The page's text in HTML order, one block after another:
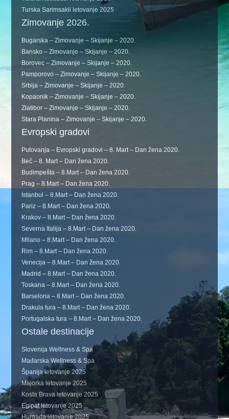
Turska Sarimsakli letovanje 2025
Zimovanje 2026.
Bugarska – Zimovanje – Skijanje – 2020.
Bansko – Zimovanje – Skijanje – 2020.
Borovec – Zimovanje – Skijanje – 2020.
Pamporovo – Zimovanje – Skijanje – 2020.
Srbija – Zimovanje – Skijanje – 2020.
Kopaonik – Zimovanje – Skijanje – 2020.
Zlatibor – Zimovanje – Skijanje – 2020.
Stara Planina – Zimovanje – Skijanje – 2020.
Evropski gradovi
Putovanja – Evropski gradovi – 8. Mart – Dan žena 2020.
Beč – 8. Mart – Dan žena 2020.
Budimpešta – 8.Mart – Dan žena 2020.
Prag – 8.Mart – Dan žena 2020.
Istanbul – 8.Mart – Dan žena 2020.
Pariz – 8.Mart – Dan žena 2020.
Krakov – 8.Mart – Dan žena 2020.
Severna Italija – 8.Mart – Dan žena 2020.
Milano – 8.Mart – Dan žena 2020.
Rim – 8.Mart – Dan žena 2020.
Venecija – 8.Mart – Dan žena 2020.
Madrid – 8.Mart – Dan žena 2020.
Toskana – 8.Mart – Dan žena 2020.
Barselona – 8.Mart – Dan žena 2020.
Drakula tura – 8.Mart – Dan žena 2020.
Portugalska tura – 8.Mart – Dan žena 2020.
Ostale destinacije
Slovenija Wellness & Spa
Mađarska Wellness & Spa
Španija letovanje 2025
Majorka letovanje 2025
Kosta Brava letovanje 2025
Egipat letovanje 2025
Hurgada letovanje 2025